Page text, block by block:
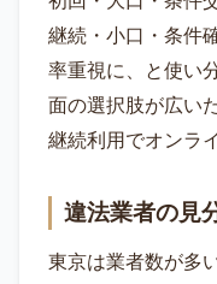
継続・小口・条件
率重視に、と使い
面の選択肢が広い
継続利用でオンラ
違法業者の見
東京は業者数が多